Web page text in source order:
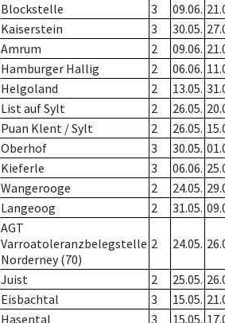
Blockstelle 3 09.06.
Kaiserstein 3 30.05.
Amrum 2 09.06.
Hamburger Hallig 2 06.06.
Helgoland 2 13.05.
List auf Sylt 2 26.05.
Puan Klent / Sylt 2 26.05.
Oberhof 3 30.05.
Kieferle 3 06.06.
Wangerooge 2 24.05.
Langeoog 2 31.05.
AGT
Varroatoleranzbelegstelle
Norderney (70)
2 24.05.
Juist 2 25.05.
Eisbachtal 3 15.05.
Hasental 3 15.05.